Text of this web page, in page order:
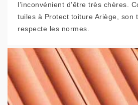
l’inconvénient d’être très chères.
tuiles à Protect toiture Ariège, son
respecte les normes.